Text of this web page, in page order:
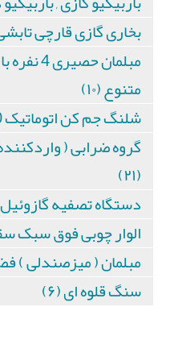
بخاری گازی قارچی
متنوع (۱۰)
شلنگ جم کن اتوماتیک 20 متری ورتلند انگلیس (۳)
گروه ضرابی (
(۲۱)
دستگاه تصفیه گازوئیل
الوار چوبی فوق سبک
مبلمان ( میزصندلی )
سنگ قلوه ای (۶)